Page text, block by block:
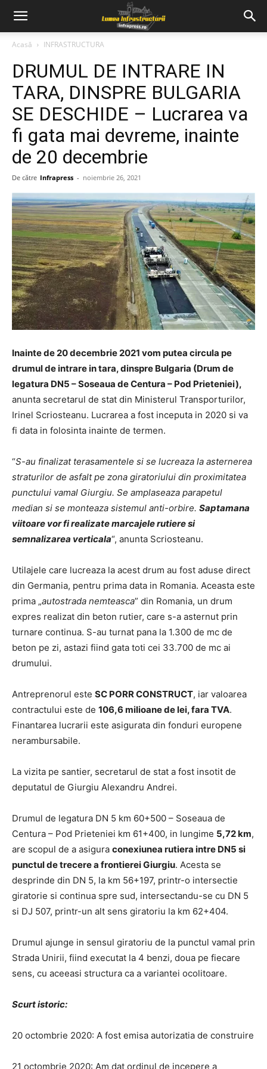
Acasă INFRASTRUCTURA
DRUMUL DE INTRARE IN
TARA, DINSPRE BULGARIA
SE DESCHIDE – Lucrarea va
fi gata mai devreme, inainte
de 20 decembrie
De către Infrapress - noiembrie 26, 2021
Inainte de 20 decembrie 2021 vom putea circula pe
drumul de intrare in tara, dinspre Bulgaria (Drum de
legatura DN5 – Soseaua de Centura – Pod Prieteniei),
anunta secretarul de stat din Ministerul Transporturilor,
Irinel Scriosteanu. Lucrarea a fost inceputa in 2020 si va
fi data in folosinta inainte de termen.
“S-au finalizat terasamentele si se lucreaza la asternerea
straturilor de asfalt pe zona giratoriului din proximitatea
punctului vamal Giurgiu. Se amplaseaza parapetul
median si se monteaza sistemul anti-orbire. Saptamana
viitoare vor fi realizate marcajele rutiere si
semnalizarea verticala“, anunta Scriosteanu.
Utilajele care lucreaza la acest drum au fost aduse direct
din Germania, pentru prima data in Romania. Aceasta este
prima „autostrada nemteasca” din Romania, un drum
expres realizat din beton rutier, care s-a asternut prin
turnare continua. S-au turnat pana la 1.300 de mc de
beton pe zi, astazi fiind gata toti cei 33.700 de mc ai
drumului.
Antreprenorul este SC PORR CONSTRUCT, iar valoarea
contractului este de 106,6 milioane de lei, fara TVA.
Finantarea lucrarii este asigurata din fonduri europene
nerambursabile.
La vizita pe santier, secretarul de stat a fost insotit de
deputatul de Giurgiu Alexandru Andrei.
Drumul de legatura DN 5 km 60+500 – Soseaua de
Centura – Pod Prieteniei km 61+400, in lungime 5,72 km,
are scopul de a asigura conexiunea rutiera intre DN5 si
punctul de trecere a frontierei Giurgiu. Acesta se
desprinde din DN 5, la km 56+197, printr-o intersectie
giratorie si continua spre sud, intersectandu-se cu DN 5
si DJ 507, printr-un alt sens giratoriu la km 62+404.
Drumul ajunge in sensul giratoriu de la punctul vamal prin
Strada Unirii, fiind executat la 4 benzi, doua pe fiecare
sens, cu aceeasi structura ca a variantei ocolitoare.
Scurt istoric:
20 octombrie 2020: A fost emisa autorizatia de construire
21 octombrie 2020: Am dat ordinul de incepere a